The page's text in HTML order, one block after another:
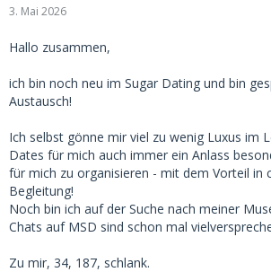
3. Mai 2026
Hallo zusammen,
ich bin noch neu im Sugar Dating und bin
Austausch!
Ich selbst gönne mir viel zu wenig Luxus im
Dates für mich auch immer ein Anlass
für mich zu organisieren - mit dem Vorteil in
Begleitung!
Noch bin ich auf der Suche nach meiner
Chats auf MSD sind schon mal
Zu mir, 34, 187, schlank.